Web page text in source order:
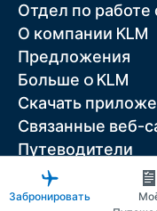
Отдел по работе
О компании KLM
Предложения
Больше o KLM
Скачать
Связанные веб-
Путеводители
Лучшие
Популярные
Забронировать